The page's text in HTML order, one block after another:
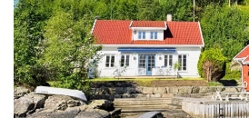
Welt von Abelnes und den
Südnorwegens.